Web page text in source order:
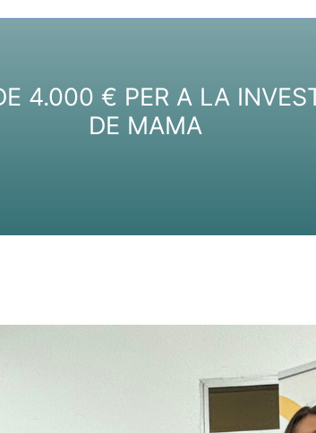
4.000 € PER A LA
DE MAMA